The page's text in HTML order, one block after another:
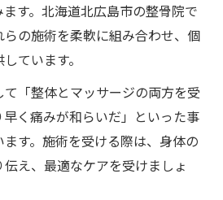
す。北海道北広島市の整骨院で
の施術を柔軟に組み合わせ、個
ています。
「整体とマッサージの両方を受
く痛みが和らいだ」といった事
す。施術を受ける際は、身体の
え、最適なケアを受けましょ